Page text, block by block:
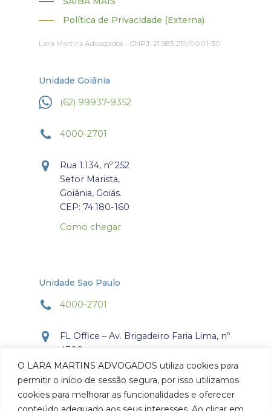
O LARA MARTINS ADVOGADOS utiliza cookies para
permitir o início de sessão segura, por isso utilizamos
cookies para melhorar as funcionalidades e oferecer
Política de Privacidade (Externa)
Lara Martins Advogados • CNPJ: 21.583.219/0001-30
Unidade Goiânia
(62) 99937-9352
4000-2701
Rua 1.134, nº 252
Setor Marista,
Goiânia, Goiás.
CEP: 74.180-160
Como chegar
Unidade Sao Paulo
4000-2701
FL Office – Av. Brigadeiro Faria Lima, nº
4300
Torre Office – Sala 804
Itaim Bibi, São Paulo, SP.
CEP: 04.538-132